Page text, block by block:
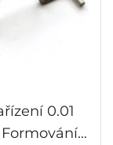
0.01